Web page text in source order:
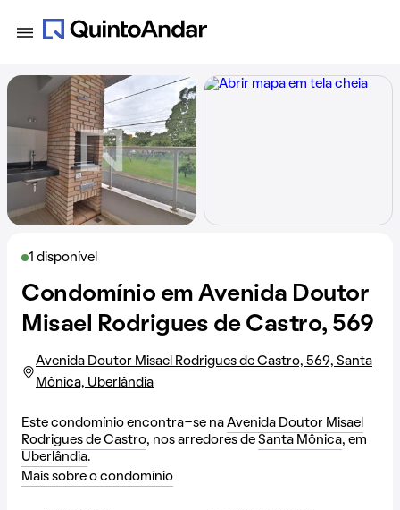
1 disponível
Condomínio em Avenida Doutor
Misael Rodrigues de Castro, 569
Avenida Doutor Misael Rodrigues de Castro, 569, Santa
Mônica, Uberlândia
Este condomínio encontra-se na Avenida Doutor Misael
Rodrigues de Castro, nos arredores de Santa Mônica, em
Uberlândia.
Mais sobre o condomínio